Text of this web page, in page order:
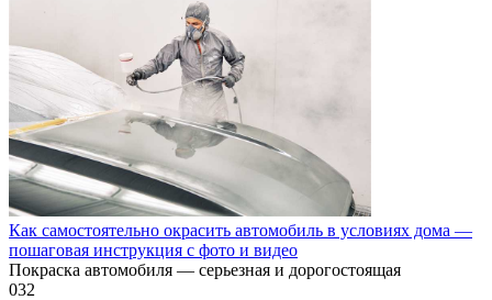
Как самостоятельно окрасить автомобиль в условиях дома —
пошаговая инструкция с фото и видео
Покраска автомобиля — серьезная и дорогостоящая
032